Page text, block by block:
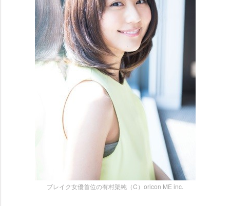
ブレイク女優首位の有村架純（C）oricon ME inc.